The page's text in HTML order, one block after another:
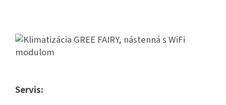
Servis: